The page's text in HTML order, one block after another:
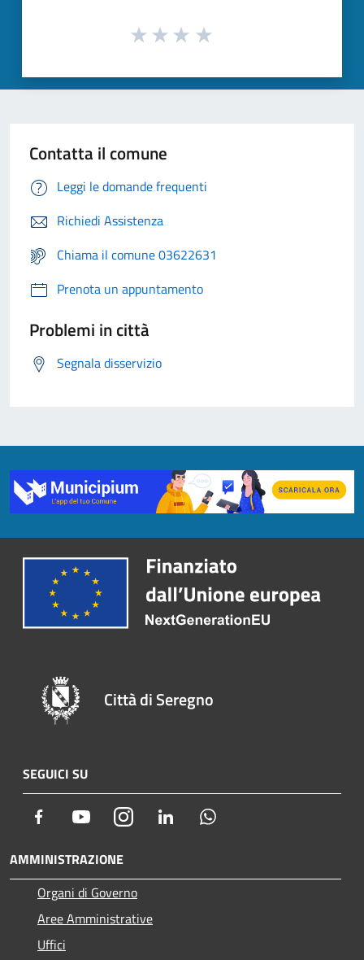
Contatta il comune
Leggi le domande frequenti
Richiedi Assistenza
Chiama il comune 03622631
Prenota un appuntamento
Problemi in città
Segnala disservizio
Città di Seregno
SEGUICI SU
Facebook YoutubeInstagram LinkedIn
AMMINISTRAZIONE
Organi di Governo
Aree Amministrative
Uffici